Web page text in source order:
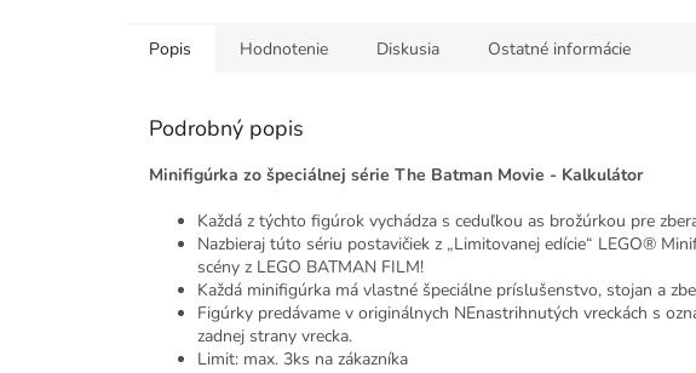
Popis Hodnotenie Diskusia Ostatné informácie
Podrobný popis
Minifigúrka zo špeciálnej série The Batman Movie - Kalkulátor
Každá z týchto figúrok vychádza s ceduľkou as brožúrkou pre
Nazbieraj túto sériu postavičiek z „Limitovanej edície“ LEGO®
scény z LEGO BATMAN FILM!
Každá minifigúrka má vlastné špeciálne príslušenstvo, stojan a
Figúrky predávame v originálnych NEnastrihnutých vreckách s
zadnej strany vrecka.
Limit: max. 3ks na zákazníka